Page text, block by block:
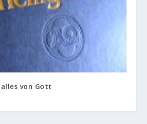
von Gott